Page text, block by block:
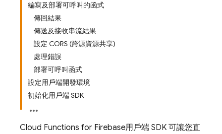
編寫及部署可呼叫的函式
傳回結果
傳送及接收串流結果
設定 CORS (跨源資源共享)
處理錯誤
部署可呼叫函式
設定用戶端開發環境
初始化用戶端 SDK
Cloud Functions for Firebase用戶端 SDK 可讓您直